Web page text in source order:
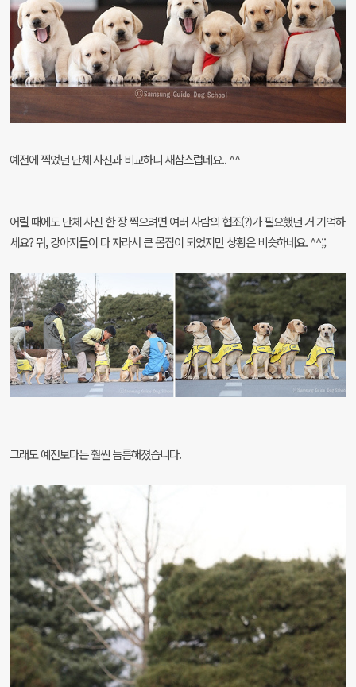
예전에 찍었던 단체 사진과 비교하니 새삼스럽네요.. ^^
어릴 때에도 단체 사진 한 장 찍으려면 여러 사람의 협조(?)가 필요했던 거 기억하
세요? 뭐, 강아지들이 다 자라서 큰 몸집이 되었지만 상황은 비슷하네요. ^^;;
그래도 예전보다는 훨씬 늠름해졌습니다.